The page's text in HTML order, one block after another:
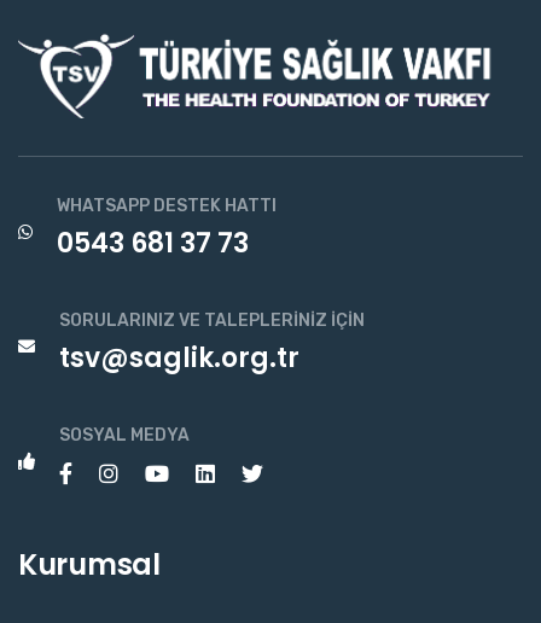
WHATSAPP DESTEK HATTI
0543 681 37 73
SORULARINIZ VE TALEPLERINIZ İÇIN
tsv@saglik.org.tr
SOSYAL MEDYA
Kurumsal